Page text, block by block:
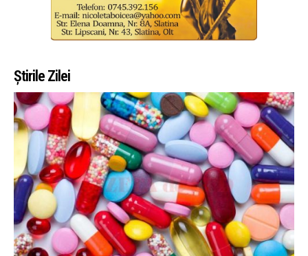
Știrile Zilei